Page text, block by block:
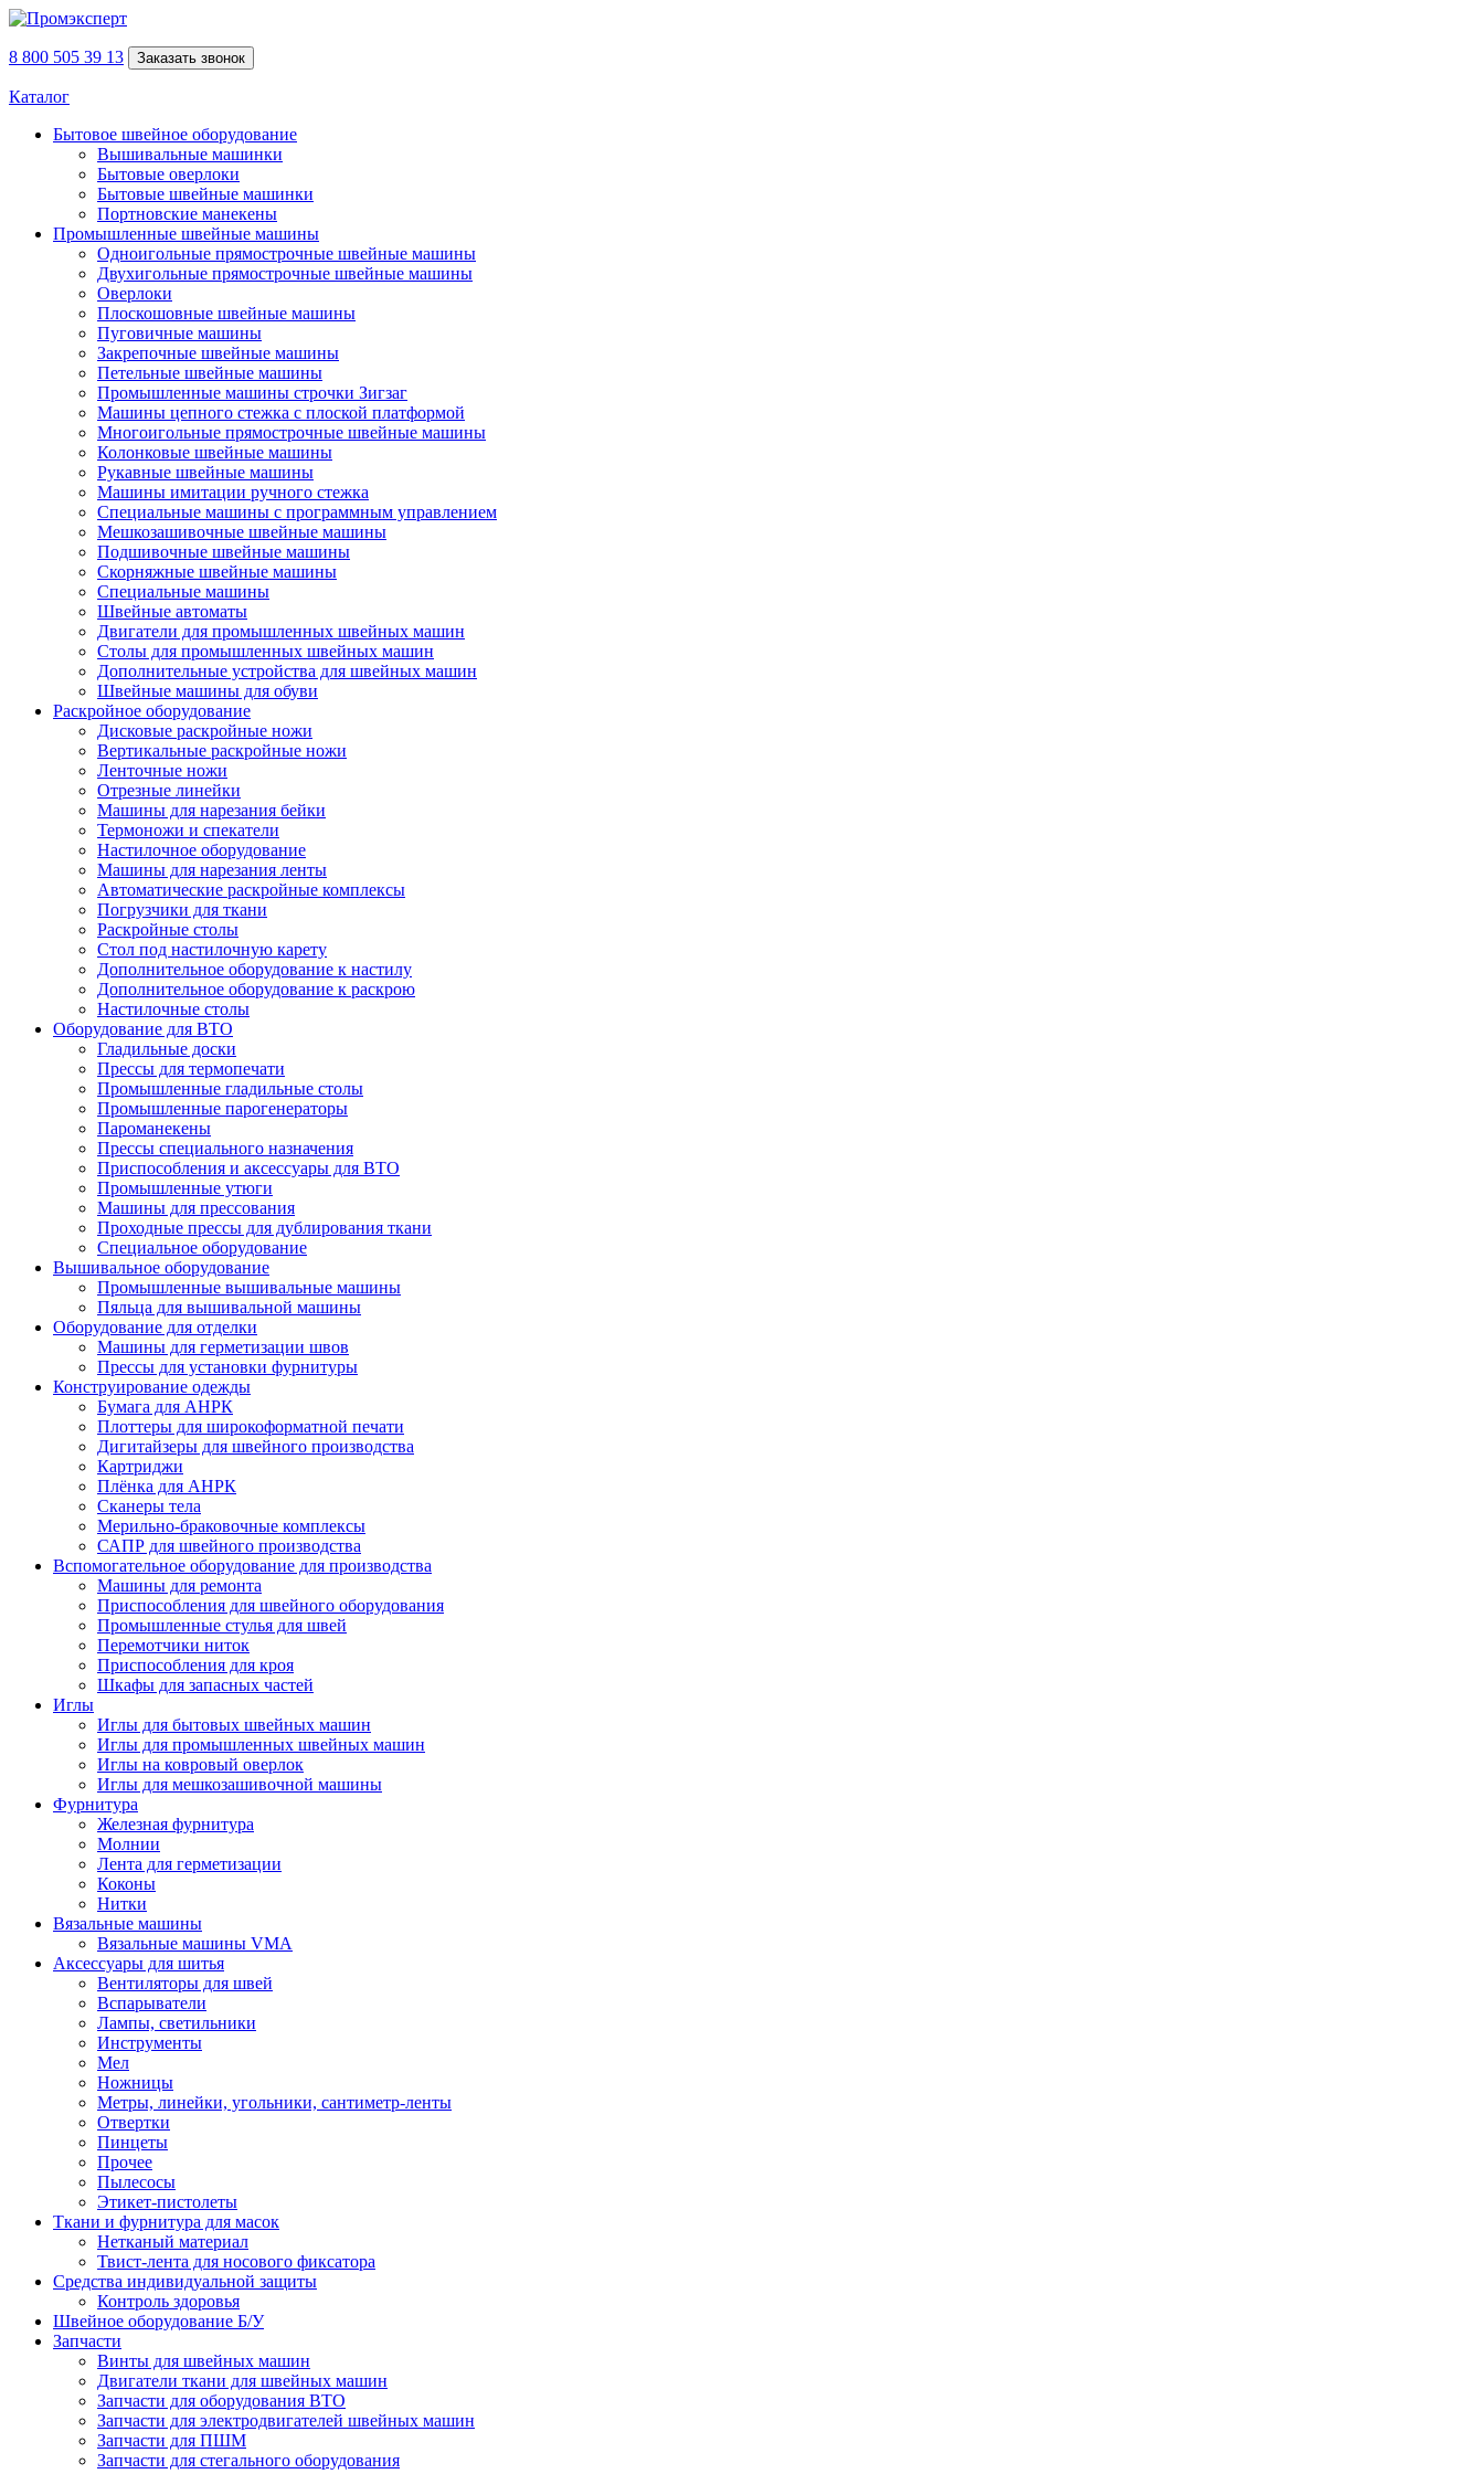
8 800 505 39 13 Заказать звонок
Каталог
Бытовое швейное оборудование
Вышивальные машинки
Бытовые оверлоки
Бытовые швейные машинки
Портновские манекены
Промышленные швейные машины
Одноигольные прямострочные швейные машины
Двухигольные прямострочные швейные машины
Оверлоки
Плоскошовные швейные машины
Пуговичные машины
Закрепочные швейные машины
Петельные швейные машины
Промышленные машины строчки Зигзаг
Машины цепного стежка с плоской платформой
Многоигольные прямострочные швейные машины
Колонковые швейные машины
Рукавные швейные машины
Машины имитации ручного стежка
Специальные машины с программным управлением
Мешкозашивочные швейные машины
Подшивочные швейные машины
Скорняжные швейные машины
Специальные машины
Швейные автоматы
Двигатели для промышленных швейных машин
Столы для промышленных швейных машин
Дополнительные устройства для швейных машин
Швейные машины для обуви
Раскройное оборудование
Дисковые раскройные ножи
Вертикальные раскройные ножи
Ленточные ножи
Отрезные линейки
Машины для нарезания бейки
Термоножи и спекатели
Настилочное оборудование
Машины для нарезания ленты
Автоматические раскройные комплексы
Погрузчики для ткани
Раскройные столы
Стол под настилочную карету
Дополнительное оборудование к настилу
Дополнительное оборудование к раскрою
Настилочные столы
Оборудование для ВТО
Гладильные доски
Прессы для термопечати
Промышленные гладильные столы
Промышленные парогенераторы
Пароманекены
Прессы специального назначения
Приспособления и аксессуары для ВТО
Промышленные утюги
Машины для прессования
Проходные прессы для дублирования ткани
Специальное оборудование
Вышивальное оборудование
Промышленные вышивальные машины
Пяльца для вышивальной машины
Оборудование для отделки
Машины для герметизации швов
Прессы для установки фурнитуры
Конструирование одежды
Бумага для АНРК
Плоттеры для широкоформатной печати
Дигитайзеры для швейного производства
Картриджи
Плёнка для АНРК
Сканеры тела
Мерильно-браковочные комплексы
САПР для швейного производства
Вспомогательное оборудование для производства
Машины для ремонта
Приспособления для швейного оборудования
Промышленные стулья для швей
Перемотчики ниток
Приспособления для кроя
Шкафы для запасных частей
Иглы
Иглы для бытовых швейных машин
Иглы для промышленных швейных машин
Иглы на ковровый оверлок
Иглы для мешкозашивочной машины
Фурнитура
Железная фурнитура
Молнии
Лента для герметизации
Коконы
Нитки
Вязальные машины
Вязальные машины VMA
Аксессуары для шитья
Вентиляторы для швей
Вспарыватели
Лампы, светильники
Инструменты
Мел
Ножницы
Метры, линейки, угольники, сантиметр-ленты
Отвертки
Пинцеты
Прочее
Пылесосы
Этикет-пистолеты
Ткани и фурнитура для масок
Нетканый материал
Твист-лента для носового фиксатора
Средства индивидуальной защиты
Контроль здоровья
Швейное оборудование Б/У
Запчасти
Винты для швейных машин
Двигатели ткани для швейных машин
Запчасти для оборудования ВТО
Запчасти для электродвигателей швейных машин
Запчасти для ПШМ
Запчасти для стегального оборудования